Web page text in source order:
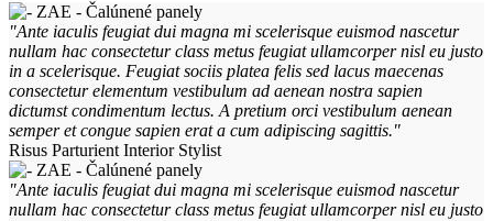
"Ante iaculis feugiat dui magna mi scelerisque euismod nascetur
nullam hac consectetur class metus feugiat ullamcorper nisl eu justo
in a scelerisque. Feugiat sociis platea felis sed lacus maecenas
consectetur elementum vestibulum ad aenean nostra sapien
dictumst condimentum lectus. A pretium orci vestibulum aenean
semper et congue sapien erat a cum adipiscing sagittis."
Risus Parturient Interior Stylist
"Ante iaculis feugiat dui magna mi scelerisque euismod nascetur
nullam hac consectetur class metus feugiat ullamcorper nisl eu justo